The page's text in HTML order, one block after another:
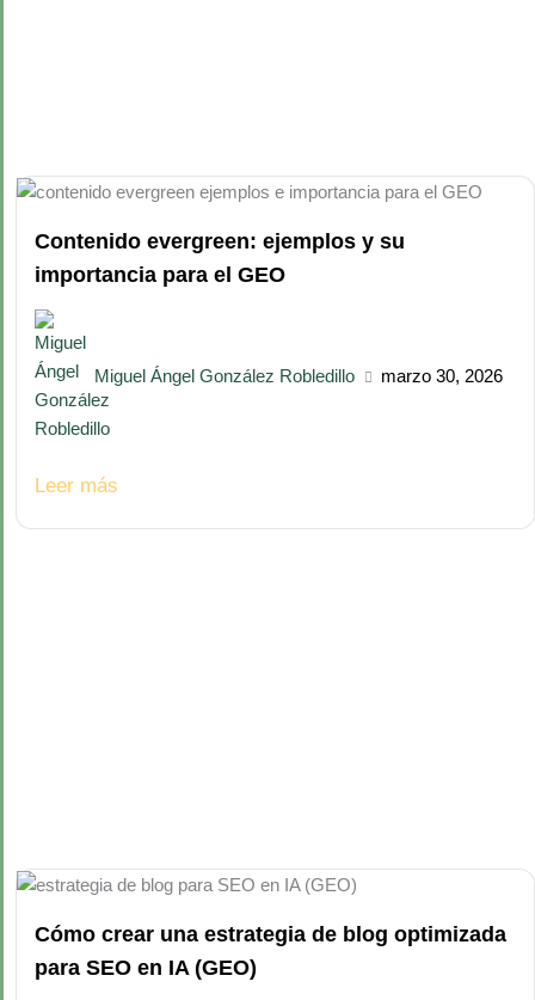
Contenido evergreen: ejemplos y su
importancia para el GEO
Miguel Ángel González Robledillo marzo 30, 2026
Leer más
Cómo crear una estrategia de blog optimizada
para SEO en IA (GEO)